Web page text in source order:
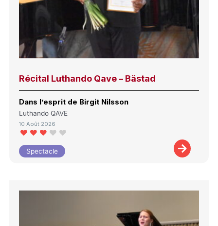
Récital Luthando Qave – Bästad
Dans l’esprit de Birgit Nilsson
Luthando QAVE
10 Août 2026
Spectacle